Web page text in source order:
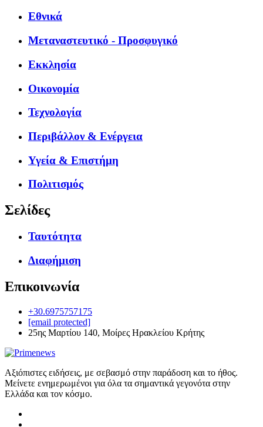
Εθνικά
Μεταναστευτικό - Προσφυγικό
Εκκλησία
Οικονομία
Τεχνολογία
Περιβάλλον & Ενέργεια
Υγεία & Επιστήμη
Πολιτισμός
Σελίδες
Ταυτότητα
Διαφήμιση
Επικοινωνία
+30.6975757175
[email protected]
25ης Μαρτίου 140, Μοίρες Ηρακλείου Κρήτης
Αξιόπιστες ειδήσεις, με σεβασμό στην παράδοση και το ήθος.
Μείνετε ενημερωμένοι για όλα τα σημαντικά γεγονότα στην
Ελλάδα και τον κόσμο.